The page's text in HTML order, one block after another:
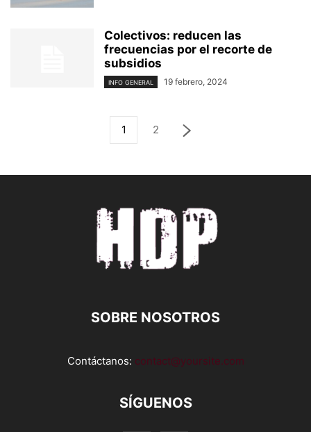
Colectivos: reducen las
frecuencias por el recorte de
subsidios
INFO GENERAL 19 febrero, 2024
1 2
SOBRE NOSOTROS
Contáctanos: contact@yoursite.com
SÍGUENOS